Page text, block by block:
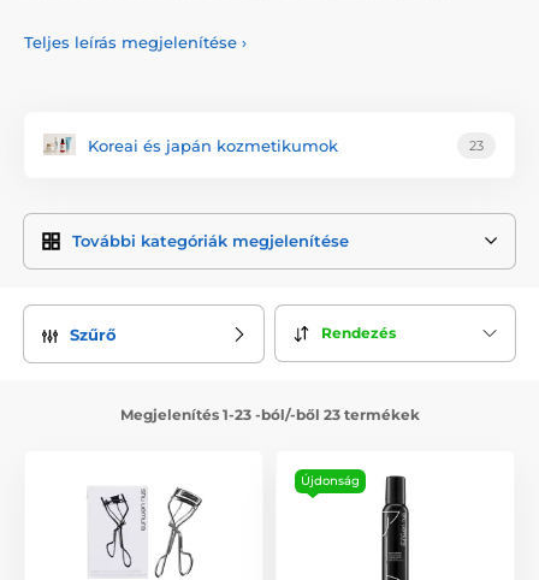
Za značkou stojí legendární japonský vizážista
Tento rok je považován za oficiální vznik značky Shu Uemura.
zařadila mezinejuznávanější japonské kosmetické značky
na světě.
kosmetikou ShuUemura Art of Hair, ale také širokou
dekorativní kosmetiky a péče o pleť.
zahrnuje ikonické čisticí oleje, make-upy, podkladové báze,
pudry, rtěnky, oční stíny, řasenky, tužky na oči i obočí, štětce
nejlepších na světě. Díky ergonomickému tvaru a
preciznímu zpracování vytvoří přirozeně natočené řasy bez
jejich lámání či poškození a jsou oblíbené mezi
profesionálními vizážisty i milovníky make-upu. Získaly řadu
ocenění a staly se symbolem celé značky.
Teljes leírás megjelenítése ›
Koreai és japán kozmetikumok 23
További kategóriák megjelenítése
Szűrő Rendezés
Megjelenítés 1-23 -ból/-ből 23 termékek
Újdonság